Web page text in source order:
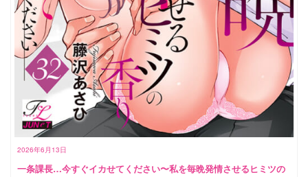
2026年6月13日
一条課長…今すぐイカせてください〜私を毎晩発情させるヒミツの